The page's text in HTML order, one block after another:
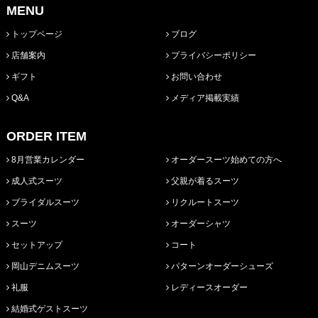
MENU
トップページ
店舗案内
ギフト
Q&A
ブログ
プライバシーポリシー
お問い合わせ
メディア掲載実績
ORDER ITEM
8月営業カレンダー
成人式スーツ
ブライダルスーツ
スーツ
セットアップ
岡山デニムスーツ
礼服
結婚式ゲストスーツ
オーダースーツ始めての方へ
父親が着るスーツ
リクルートスーツ
オーダーシャツ
コート
パターンオーダーシューズ
レディースオーダー